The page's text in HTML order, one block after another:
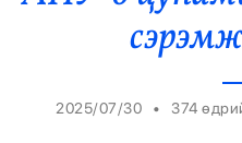
Спорт
2025/07/30 • 374